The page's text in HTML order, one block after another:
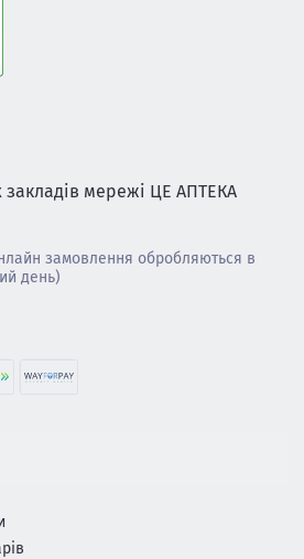
закладів мережі ЦЕ АПТЕКА
замовлення обробляються в
день)